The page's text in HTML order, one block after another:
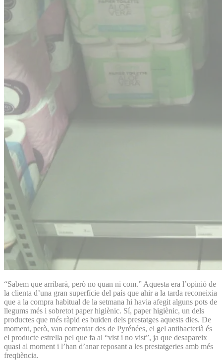
“Sabem que arribarà, però no quan ni com.” Aquesta era l’opinió de
la clienta d’una gran superfície del país que ahir a la tarda reconeixia
que a la compra habitual de la setmana hi havia afegit alguns pots de
llegums més i sobretot paper higiènic. Sí, paper higiènic, un dels
productes que més ràpid es buiden dels prestatges aquests dies. De
moment, però, van comentar des de Pyrénées, el gel antibacterià és
el producte estrella pel que fa al “vist i no vist”, ja que desapareix
quasi al moment i l’han d’anar reposant a les prestatgeries amb més
freqüència.